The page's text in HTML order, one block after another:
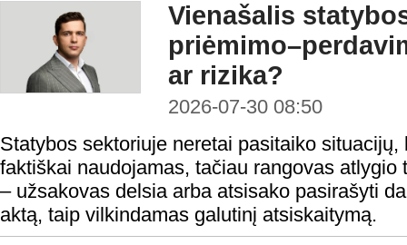
Vienašalis
ar rizika?
2026-07-30 08:50
Statybos sektoriuje neretai pasitaiko
faktiškai naudojamas, tačiau rangovas
– užsakovas delsia arba atsisako pasirašyti
aktą, taip vilkindamas galutinį atsiskaitymą.